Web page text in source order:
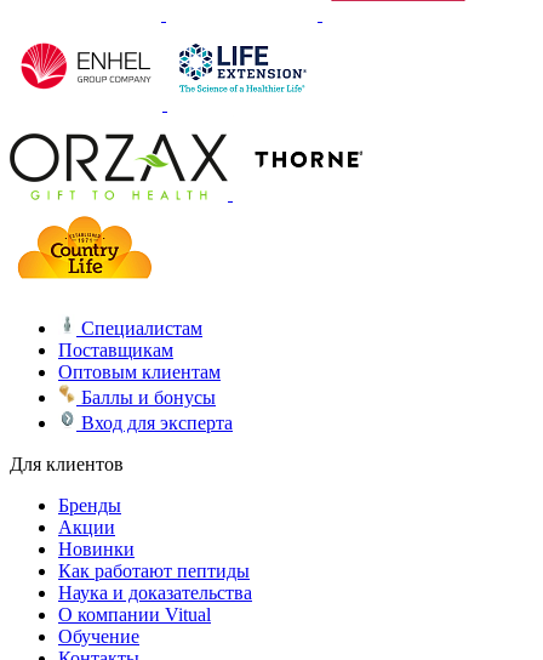
Специалистам
Поставщикам
Оптовым клиентам
Баллы и бонусы
Вход для эксперта
Для клиентов
Бренды
Акции
Новинки
Как работают пептиды
Наука и доказательства
О компании Vitual
Обучение